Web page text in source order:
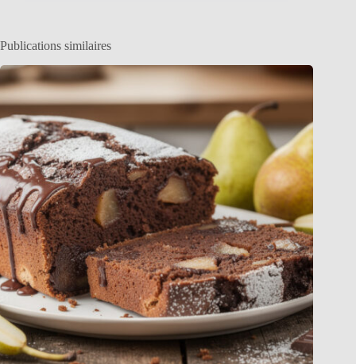
Publications similaires